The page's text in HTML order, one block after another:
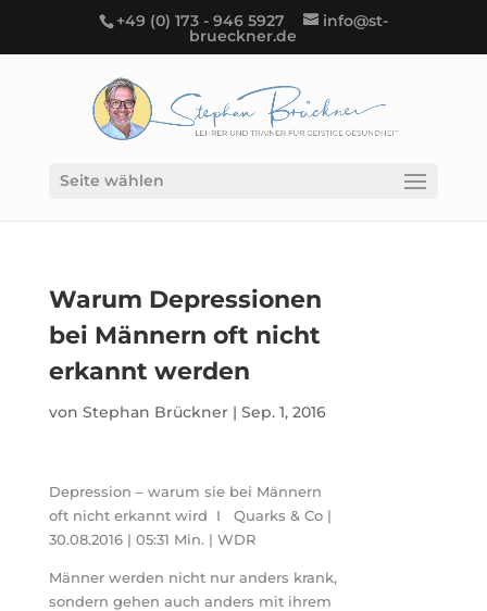
+49 (0) 173 - 946 5927 info@st-
brueckner.de
Seite wählen
Warum Depressionen
bei Männern oft nicht
erkannt werden
von Stephan Brückner| Sep. 1, 2016
Depression – warum sie bei Männern
oft nicht erkannt wird I Quarks & Co |
30.08.2016 | 05:31 Min. | WDR
Männer werden nicht nur anders krank,
sondern gehen auch anders mit ihrem